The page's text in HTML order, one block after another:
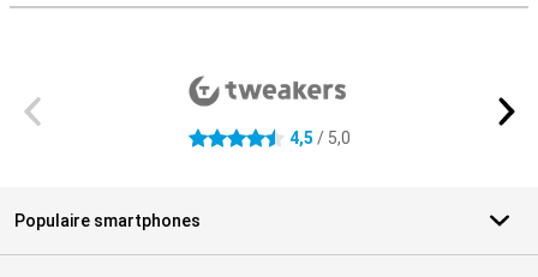
4.5 sterren 4,5 / 5,0
Populaire smartphones